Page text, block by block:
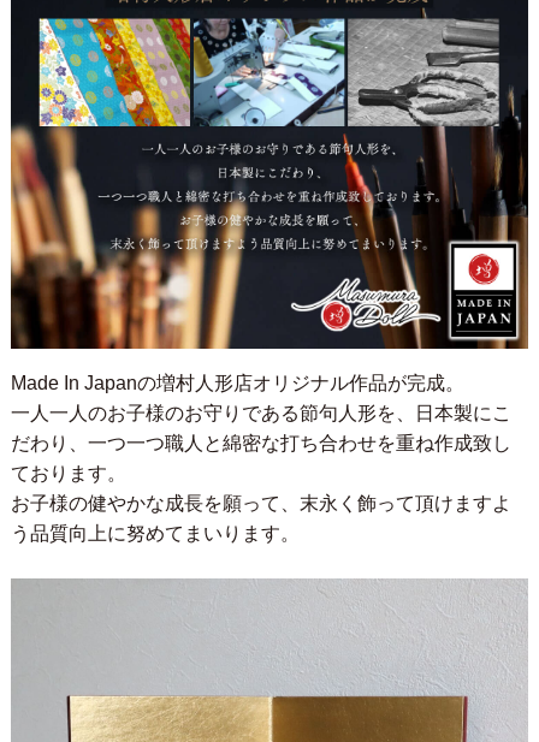
Made In Japanの増村人形店オリジナル作品が完成。
一人一人のお子様のお守りである節句人形を、日本製にこ
だわり、一つ一つ職人と綿密な打ち合わせを重ね作成致し
ております。
お子様の健やかな成長を願って、末永く飾って頂けますよ
う品質向上に努めてまいります。